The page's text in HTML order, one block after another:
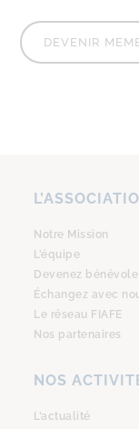
DEVENIR
Notre Mission
L’équipe
Devenez bénévole
Échangez avec
Le réseau FIAFE
Nos partenaires
NOS
L’actualité